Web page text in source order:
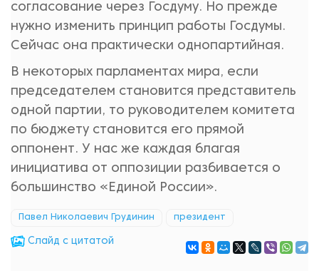
согласование через Госдуму. Но прежде
нужно изменить принцип работы Госдумы.
Сейчас она практически однопартийная.
В некоторых парламентах мира, если
председателем становится представитель
одной партии, то руководителем комитета
по бюджету становится его прямой
оппонент. У нас же каждая благая
инициатива от оппозиции разбивается о
большинство «Единой России».
Павел Николаевич Грудинин президент
Cлайд с цитатой